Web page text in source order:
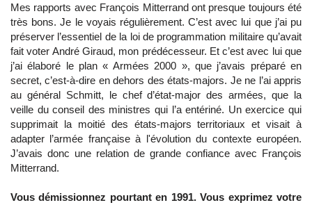
Mes rapports avec François Mitterrand ont presque toujours été
très bons. Je le voyais régulièrement. C’est avec lui que j’ai pu
préserver l’essentiel de la loi de programmation militaire qu’avait
fait voter André Giraud, mon prédécesseur. Et c’est avec lui que
j’ai élaboré le plan « Armées 2000 », que j’avais préparé en
secret, c’est-à-dire en dehors des états-majors. Je ne l’ai appris
au général Schmitt, le chef d’état-major des armées, que la
veille du conseil des ministres qui l’a entériné. Un exercice qui
supprimait la moitié des états-majors territoriaux et visait à
adapter l’armée française à l'évolution du contexte européen.
J’avais donc une relation de grande confiance avec François
Mitterrand.
Vous démissionnez pourtant en 1991. Vous exprimez votre